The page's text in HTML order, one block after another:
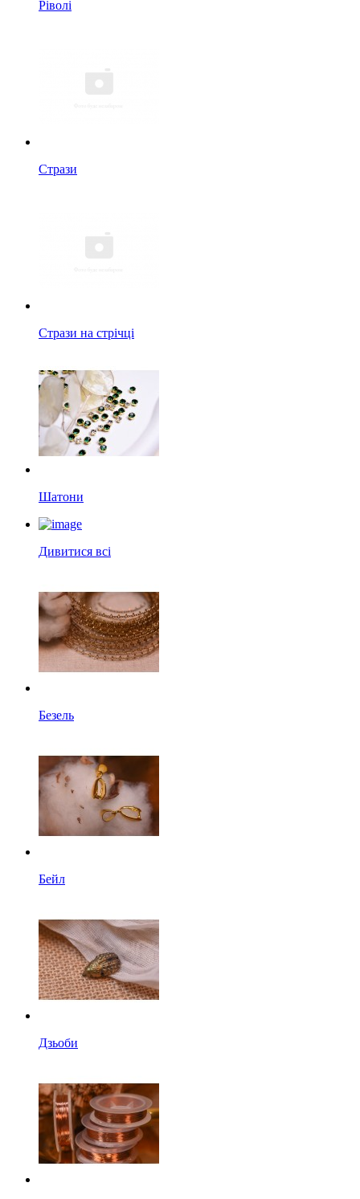
Ріволі
Стрази
Стрази на стрічці
Шатони
Дивитися всі
Безель
Бейл
Дзьоби